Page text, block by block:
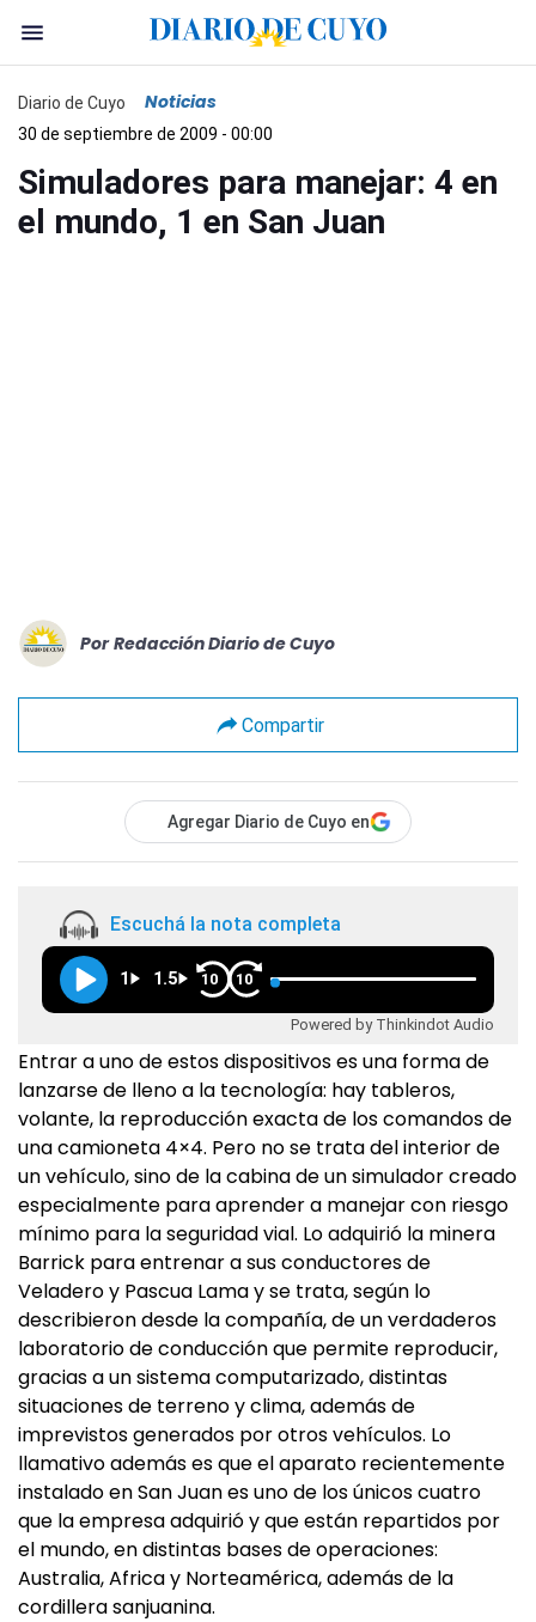
Diario de Cuyo Noticias
30 de septiembre de 2009 - 00:00
Simuladores para manejar: 4 en
el mundo, 1 en San Juan
Por Redacción Diario de Cuyo
Compartir
Agregar Diario de Cuyo en
Escuchá la nota completa
1 1.5 10 10
Powered by Thinkindot Audio
Entrar a uno de estos dispositivos es una forma de
lanzarse de lleno a la tecnología: hay tableros,
volante, la reproducción exacta de los comandos de
una camioneta 4×4. Pero no se trata del interior de
un vehículo, sino de la cabina de un simulador creado
especialmente para aprender a manejar con riesgo
mínimo para la seguridad vial. Lo adquirió la minera
Barrick para entrenar a sus conductores de
Veladero y Pascua Lama y se trata, según lo
describieron desde la compañía, de un verdaderos
laboratorio de conducción que permite reproducir,
gracias a un sistema computarizado, distintas
situaciones de terreno y clima, además de
imprevistos generados por otros vehículos. Lo
llamativo además es que el aparato recientemente
instalado en San Juan es uno de los únicos cuatro
que la empresa adquirió y que están repartidos por
el mundo, en distintas bases de operaciones:
Australia, Africa y Norteamérica, además de la
cordillera sanjuanina.